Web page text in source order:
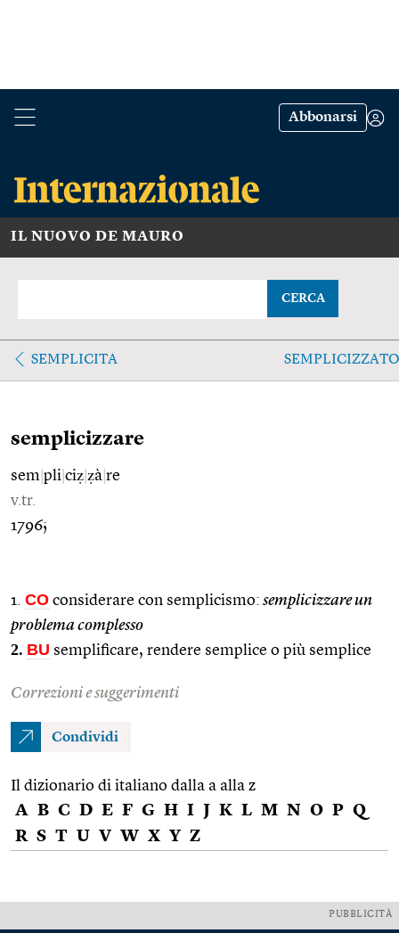
Abbonarsi
IL NUOVO DE MAURO
CERCA
SEMPLICITA SEMPLICIZZATO
semplicizzare
sem pli ciẓ ẓà re
v.tr.
1796;
1. CO considerare con semplicismo: semplicizzare un
problema complesso
2. BU semplificare, rendere semplice o più semplice
Correzioni e suggerimenti
Condividi
Il dizionario di italiano dalla a alla z
A B C D E F G H I J K L M N O P Q
R S T U V W X Y Z
PUBBLICITÀ